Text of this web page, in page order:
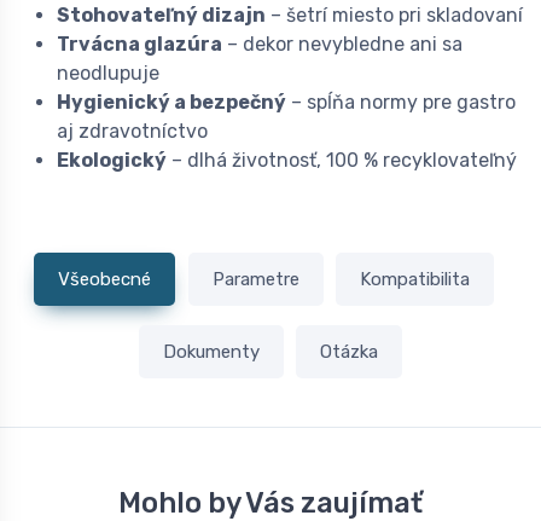
Stohovateľný dizajn – šetrí miesto pri skladovaní
Trvácna glazúra – dekor nevybledne ani sa
neodlupuje
Hygienický a bezpečný – spĺňa normy pre gastro
aj zdravotníctvo
Ekologický – dlhá životnosť, 100 % recyklovateľný
Všeobecné Parametre Kompatibilita
Dokumenty Otázka
Mohlo by Vás zaujímať